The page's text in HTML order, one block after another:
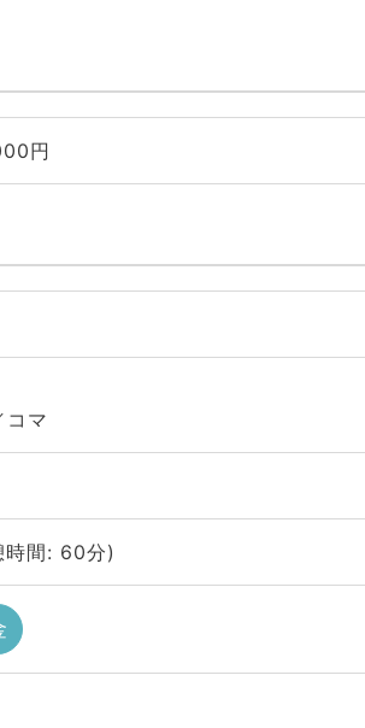
円
マ
間: 60分)